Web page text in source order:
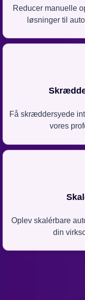
Reducer manuelle
løsninger til
Få skræddersyede
vores
Oplev skalérbare
din